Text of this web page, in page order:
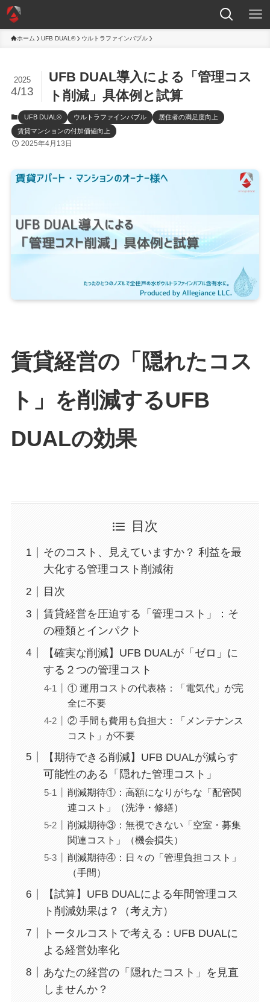
ホーム UFB DUAL® ウルトラファインバブル
UFB DUAL導入による「管理コス
ト削減」具体例と試算
2025
4/13
UFB DUAL® ウルトラファインバブル
居住者の満足度向上
賃貸マンションの付加価値向上
2025年4月13日
賃貸経営の「隠れたコス
ト」を削減するUFB
DUALの効果
目次
そのコスト、見えていますか？ 利益を最
大化する管理コスト削減術
目次
賃貸経営を圧迫する「管理コスト」：そ
の種類とインパクト
【確実な削減】UFB DUALが「ゼロ」に
する２つの管理コスト
① 運用コストの代表格：「電気代」が完
全に不要
② 手間も費用も負担大：「メンテナンス
コスト」が不要
【期待できる削減】UFB DUALが減らす
可能性のある「隠れた管理コスト」
削減期待①：高額になりがちな「配管関
連コスト」（洗浄・修繕）
削減期待③：無視できない「空室・募集
関連コスト」（機会損失）
削減期待④：日々の「管理負担コスト」
（手間）
【試算】UFB DUALによる年間管理コス
ト削減効果は？（考え方）
トータルコストで考える：UFB DUALに
よる経営効率化
あなたの経営の「隠れたコスト」を見直
しませんか？